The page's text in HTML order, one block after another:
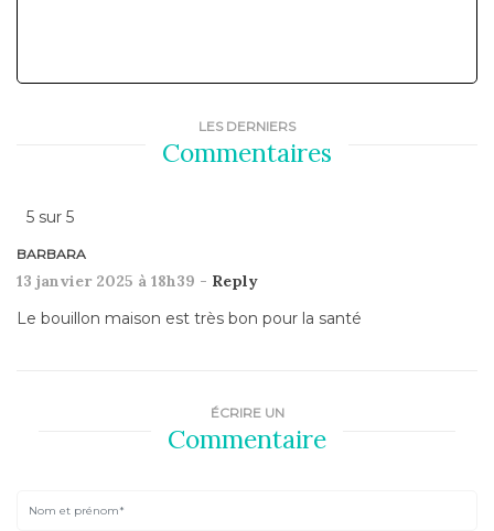
LES DERNIERS
Commentaires
5 sur 5
BARBARA
13 janvier 2025 à 18h39 - Reply
Le bouillon maison est très bon pour la santé
ÉCRIRE UN
Commentaire